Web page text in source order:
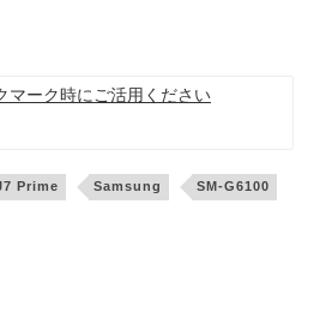
マーク時にご活用ください
Prime Samsung SM-G6100